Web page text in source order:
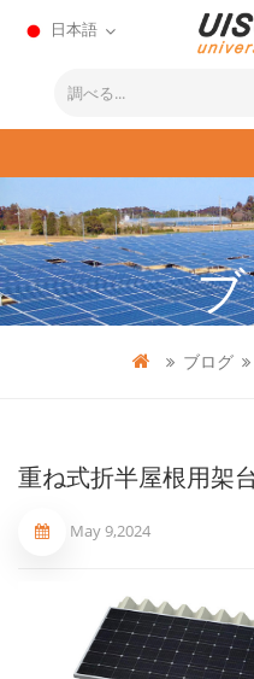
日本語
ブログ
重ね式折半屋根用架
May 9,2024